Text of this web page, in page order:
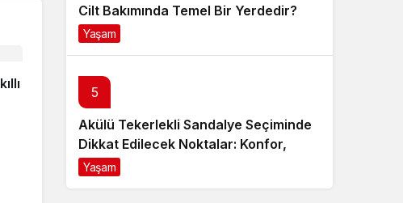
Cilt Bakımında Temel Bir Yerdedir?
Yaşam
5
Akülü Tekerlekli Sandalye Seçiminde
Dikkat Edilecek Noktalar: Konfor,
Güvenlik ve Doğru Model Tercihi
Yaşam